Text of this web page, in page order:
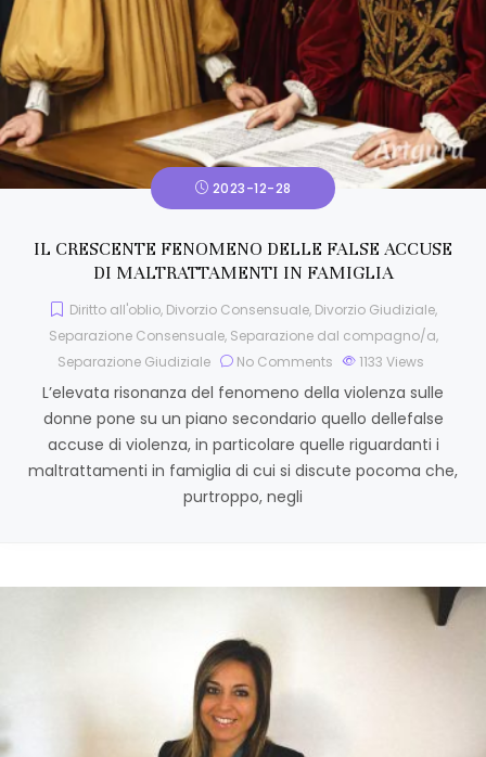
2023-12-28
IL CRESCENTE FENOMENO DELLE FALSE ACCUSE
DI MALTRATTAMENTI IN FAMIGLIA
Diritto all'oblio, Divorzio Consensuale, Divorzio Giudiziale,
Separazione Consensuale, Separazione dal compagno/a,
Separazione Giudiziale
No Comments 1133 Views
L’elevata risonanza del fenomeno della violenza sulle
donne pone su un piano secondario quello dellefalse
accuse di violenza, in particolare quelle riguardanti i
maltrattamenti in famiglia di cui si discute pocoma che,
purtroppo, negli